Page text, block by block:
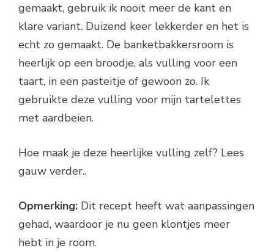
gemaakt, gebruik ik nooit meer de kant en
klare variant. Duizend keer lekkerder en het is
echt zo gemaakt. De banketbakkersroom is
heerlijk op een broodje, als vulling voor een
taart, in een pasteitje of gewoon zo. Ik
gebruikte deze vulling voor mijn tartelettes
met aardbeien.
Hoe maak je deze heerlijke vulling zelf? Lees
gauw verder..
Opmerking: Dit recept heeft wat aanpassingen
gehad, waardoor je nu geen klontjes meer
hebt in je room.